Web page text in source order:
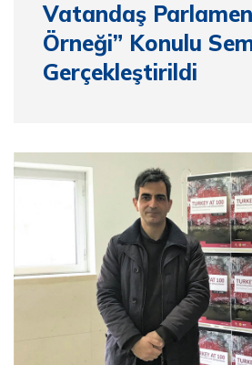
Vatandaş
Örneği” Konulu
Gerçekleştirildi